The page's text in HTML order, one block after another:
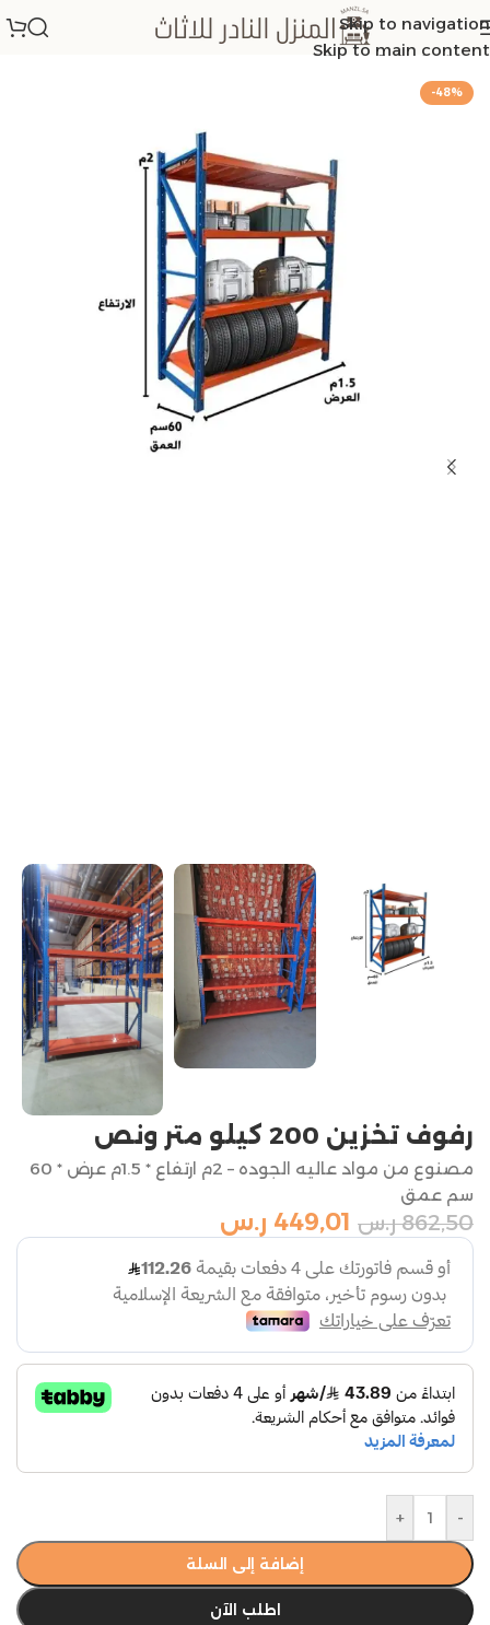
Skip to navigation
Skip to main content
الرئيسية/رفوف تخزين
-48%
رفوف تخزين 200 كيلو متر ونص
مصنوع من مواد عاليه الجوده – 2م ارتفاع * 1.5م عرض * 60
سم عمق
862,50 ر.س 449,01 ر.س
-
+
إضافة إلى السلة
اطلب الآن